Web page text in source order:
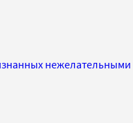
нежелательными